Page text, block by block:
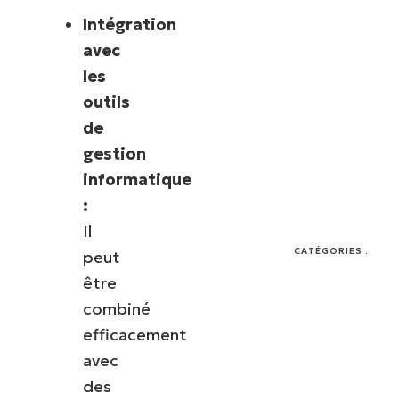
Intégration
avec
les
outils
de
gestion
informatique
:
Il
peut
être
combiné
efficacement
avec
des
CATÉGORIES :